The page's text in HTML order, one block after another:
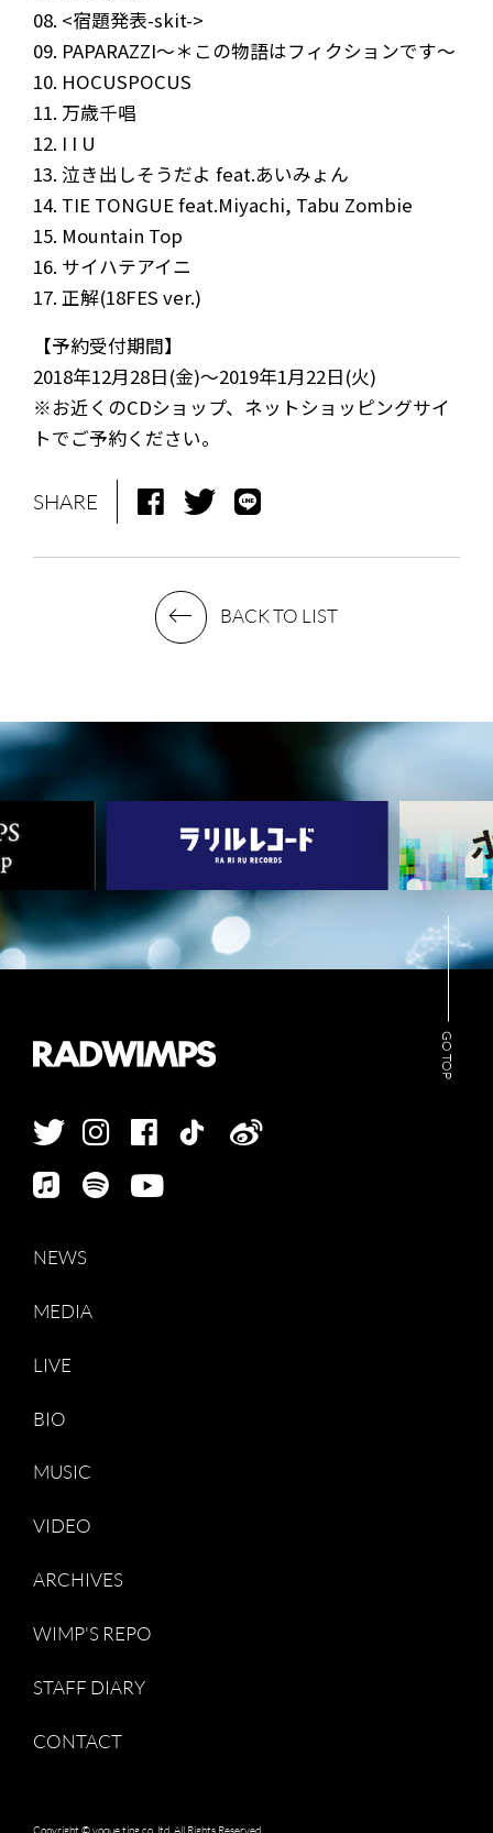
NEWS
MEDIA
LIVE
BIO
MUSIC
ARCHIVES
STAFF DIARY
CONTACT
08. <宿題発表-skit->
09. PAPARAZZI～＊この物語はフィクションです～
10. HOCUSPOCUS
11. 万歳千唱
12. I I U
13. 泣き出しそうだよ feat.あいみょん
14. TIE TONGUE feat.Miyachi, Tabu Zombie
15. Mountain Top
16. サイハテアイニ
17. 正解(18FES ver.)
【予約受付期間】
2018年12月28日(金)～2019年1月22日(火)
※お近くのCDショップ、ネットショッピングサイ
トでご予約ください。
SHARE
BACK TO LIST
GO TOP
NEWS
MEDIA
LIVE
BIO
MUSIC
VIDEO
ARCHIVES
WIMP'S REPO
STAFF DIARY
CONTACT
Copyright © voque ting co.,ltd. All Rights Reserved.